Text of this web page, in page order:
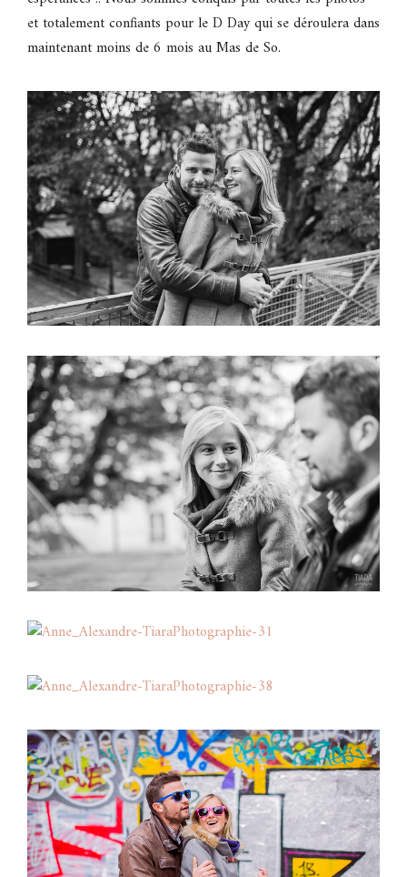
et totalement confiants pour le D Day qui se déroulera dans
maintenant moins de 6 mois au Mas de So.